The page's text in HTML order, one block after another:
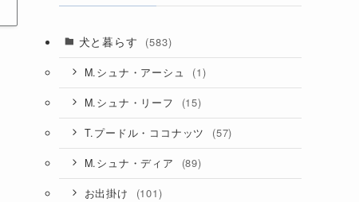
犬と暮らす (583)
M.シュナ・アーシュ (1)
M.シュナ・リーフ (15)
T.プードル・ココナッツ (57)
M.シュナ・ディア (89)
お出掛け (101)